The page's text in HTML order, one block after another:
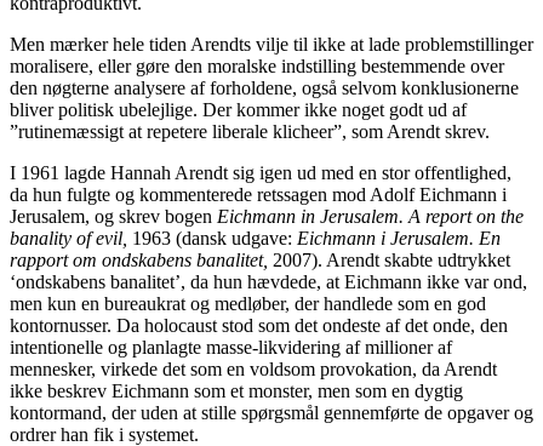
Men mærker hele tiden Arendts vilje til ikke at lade problemstillinger
moralisere, eller gøre den moralske indstilling bestemmende over
den nøgterne analysere af forholdene, også selvom konklusionerne
bliver politisk ubelejlige. Der kommer ikke noget godt ud af
”rutinemæssigt at repetere liberale klicheer”, som Arendt skrev.
I 1961 lagde Hannah Arendt sig igen ud med en stor offentlighed,
da hun fulgte og kommenterede retssagen mod Adolf Eichmann i
Jerusalem, og skrev bogen Eichmann in Jerusalem. A report on the
banality of evil, 1963 (dansk udgave: Eichmann i Jerusalem. En
rapport om ondskabens banalitet, 2007). Arendt skabte udtrykket
‘ondskabens banalitet’, da hun hævdede, at Eichmann ikke var ond,
men kun en bureaukrat og medløber, der handlede som en god
kontornusser. Da holocaust stod som det ondeste af det onde, den
intentionelle og planlagte masse-likvidering af millioner af
mennesker, virkede det som en voldsom provokation, da Arendt
ikke beskrev Eichmann som et monster, men som en dygtig
kontormand, der uden at stille spørgsmål gennemførte de opgaver og
ordrer han fik i systemet.